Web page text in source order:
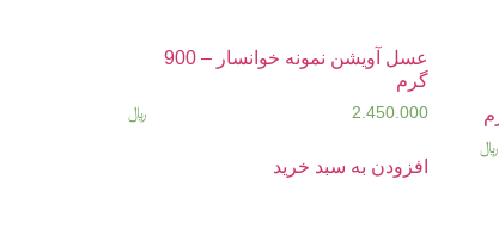
﷼
عسل آویشن نمونه خوانسار – 900
گرم
﷼ 2.450.000
افزودن به سبد خرید